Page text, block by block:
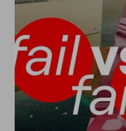
sobre cookies
incluindo cookies de
criado a partir dos seus hábitos
nosso
política de cookies.